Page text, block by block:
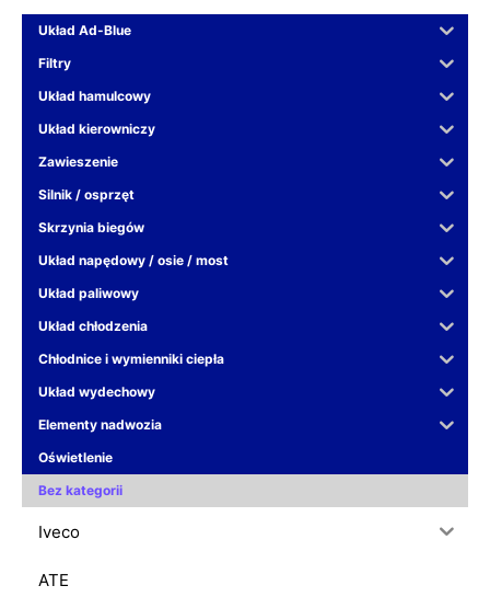
Układ Ad-Blue
Filtry
Układ hamulcowy
Układ kierowniczy
Zawieszenie
Silnik / osprzęt
Skrzynia biegów
Układ napędowy / osie / most
Układ paliwowy
Układ chłodzenia
Chłodnice i wymienniki ciepła
Układ wydechowy
Elementy nadwozia
Oświetlenie
Bez kategorii
Iveco
ATE